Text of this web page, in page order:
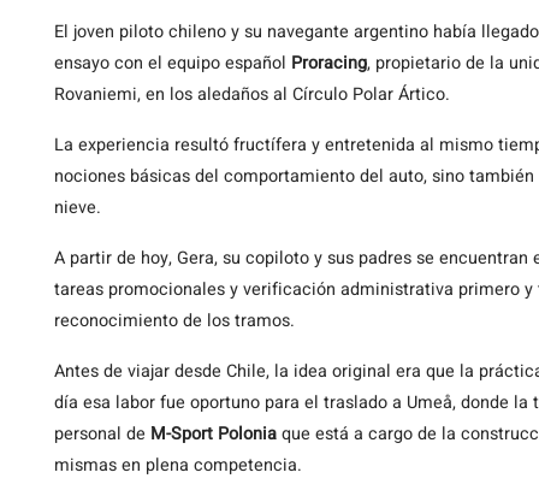
El joven piloto chileno y su navegante argentino había
ensayo con el equipo español Proracing, propietario de la
Rovaniemi, en los aledaños al Círculo Polar Ártico.
La experiencia resultó fructífera y entretenida al mismo
nociones básicas del comportamiento del auto, sino
nieve.
A partir de hoy, Gera, su copiloto y sus padres se
tareas promocionales y verificación administrativa primero
reconocimiento de los tramos.
Antes de viajar desde Chile, la idea original era que la
día esa labor fue oportuno para el traslado a Umeå, donde
personal de M-Sport Poloniaque está a cargo de la
mismas en plena competencia.